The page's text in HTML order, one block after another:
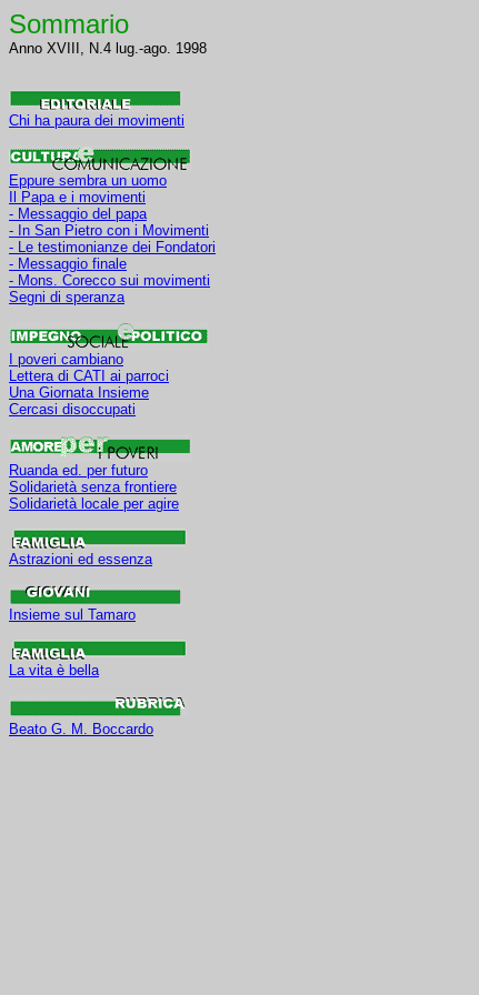
Sommario
Anno XVIII, N.4 lug.-ago. 1998
Chi ha paura dei movimenti
Eppure sembra un uomo
Il Papa e i movimenti
- Messaggio del papa
- In San Pietro con i Movimenti
- Le testimonianze dei Fondatori
- Messaggio finale
- Mons. Corecco sui movimenti
Segni di speranza
I poveri cambiano
Lettera di CATI ai parroci
Una Giornata Insieme
Cercasi disoccupati
Ruanda ed. per futuro
Solidarietà senza frontiere
Solidarietà locale per agire
Astrazioni ed essenza
Insieme sul Tamaro
La vita è bella
Beato G. M. Boccardo